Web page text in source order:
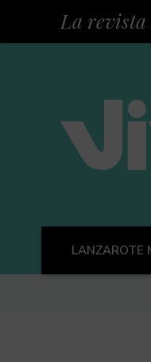
La
LANZAROTE